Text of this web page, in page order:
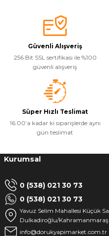
Güvenli Alışveriş
256 Bit SSL sertifikası ile %100
güvenli alışveriş
Süper Hızlı Teslimat
16:00’a kadar ki siparişlerde aynı
gün teslimat
Kurumsal
0 (538) 021 30 73
0 (538) 021 30 73
Yavuz Selim Mahallesi Küçük
Dulkadiroğlu/Kahramanmaraş
info@dorukyapimarket.com.tr